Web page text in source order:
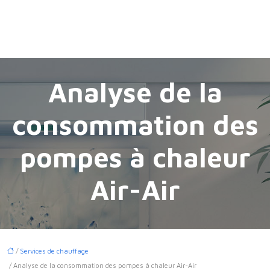
Analyse de la
consommation des
pompes à chaleur
Air-Air
/ Services de chauffage
/ Analyse de la consommation des pompes à chaleur Air-Air